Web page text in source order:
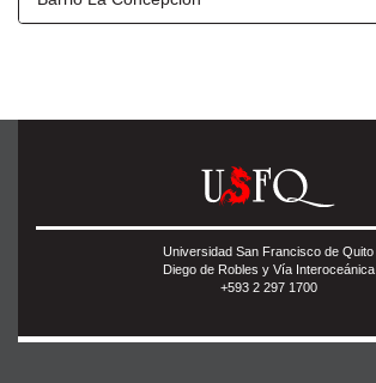
Universidad San Francisco de Quito
Diego de Robles y Vía Interoceánica
+593 2 297 1700